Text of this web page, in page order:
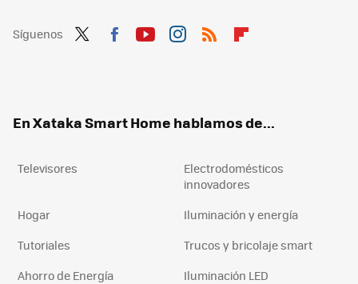
Síguenos
En Xataka Smart Home hablamos de...
Televisores
Electrodomésticos
innovadores
Hogar
Iluminación y energía
Tutoriales
Trucos y bricolaje smart
Ahorro de Energía
Iluminación LED